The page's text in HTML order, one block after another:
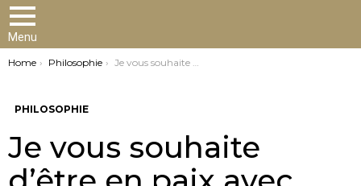
Menu
You are here:
Home Philosophie Je vous souhaite d’être en paix avec Vous Même.
PHILOSOPHIE
Je vous souhaite